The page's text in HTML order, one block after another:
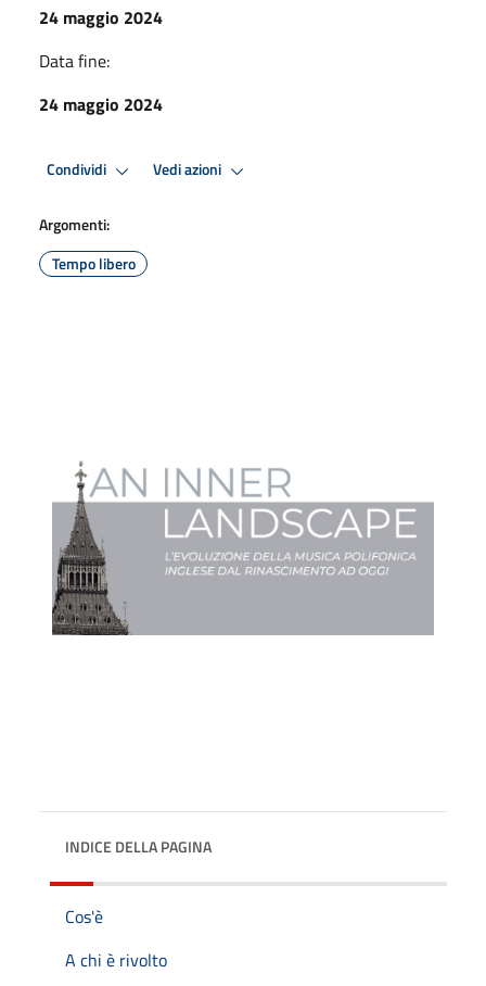
24 maggio 2024
Data fine:
24 maggio 2024
Condividi Vedi azioni
Argomenti:
Tempo libero
INDICE DELLA PAGINA
Cos'è
A chi è rivolto